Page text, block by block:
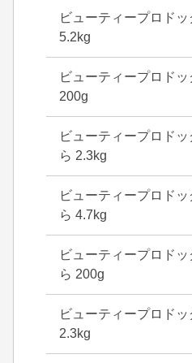
ビューティープロド
5.2kg
ビューティープロド
200g
ビューティープロド
ら 2.3kg
ビューティープロド
ら 4.7kg
ビューティープロド
ら 200g
ビューティープロド
2.3kg